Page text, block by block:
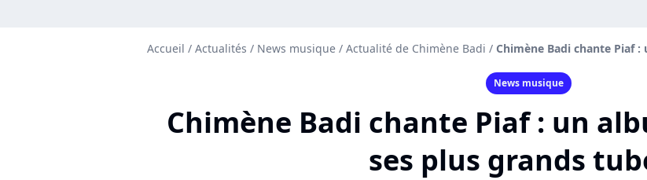
Accueil / Actualités / News musique / Actualité de Chimène Badi / Chimène Badi chante Piaf
News musique
Chimène Badi chante Piaf : un
ses plus grands